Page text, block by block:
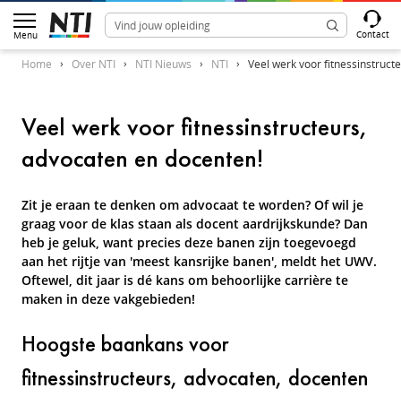
Menu Contact
Home Over NTI NTI Nieuws NTI Veel werk voor
Veel werk voor fitnessinstructeurs,
advocaten en docenten!
Zit je eraan te denken om advocaat te worden? Of wil je
graag voor de klas staan als docent aardrijkskunde? Dan
heb je geluk, want precies deze banen zijn toegevoegd
aan het rijtje van 'meest kansrijke banen', meldt het UWV.
Oftewel, dit jaar is dé kans om behoorlijke carrière te
maken in deze vakgebieden!
Hoogste baankans voor
fitnessinstructeurs, advocaten, docenten